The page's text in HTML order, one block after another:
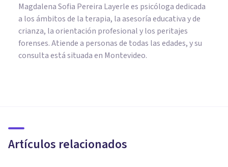
Magdalena Sofia Pereira Layerle es psicóloga dedicada
a los ámbitos de la terapia, la asesoría educativa y de
crianza, la orientación profesional y los peritajes
forenses. Atiende a personas de todas las edades, y su
consulta está situada en Montevideo.
Artículos relacionados
cómo se aplica en niños y niñas